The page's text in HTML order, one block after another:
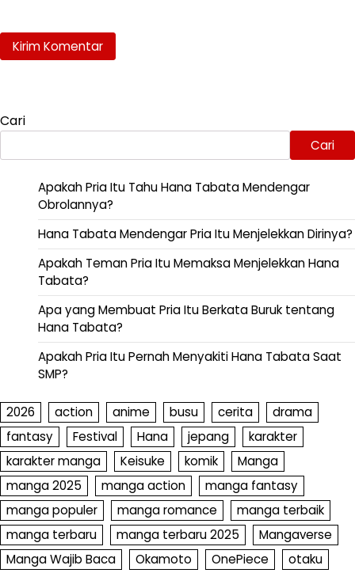
Cari
Cari
Apakah Pria Itu Tahu Hana Tabata Mendengar
Obrolannya?
Hana Tabata Mendengar Pria Itu Menjelekkan Dirinya?
Apakah Teman Pria Itu Memaksa Menjelekkan Hana
Tabata?
Apa yang Membuat Pria Itu Berkata Buruk tentang
Hana Tabata?
Apakah Pria Itu Pernah Menyakiti Hana Tabata Saat
SMP?
2026 action anime busu cerita
drama
fantasy
Festival Hana jepang
karakter
karakter manga
Keisuke komik
Manga
manga 2025
manga action
manga fantasy
manga populer
manga romance
manga terbaik
manga terbaru
manga terbaru 2025
Mangaverse
Manga Wajib Baca
Okamoto OnePiece
otaku